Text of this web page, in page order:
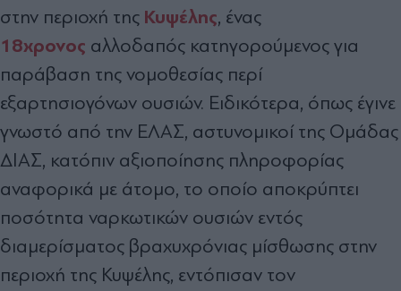
στην περιοχή της Κυψέλης, ένας
18χρονος αλλοδαπός κατηγορούμενος για
παράβαση της νομοθεσίας περί
εξαρτησιογόνων ουσιών. Ειδικότερα, όπως έγινε
γνωστό από την ΕΛΑΣ, αστυνομικοί της Ομάδας
ΔΙΑΣ, κατόπιν αξιοποίησης πληροφορίας
αναφορικά με άτομο, το οποίο αποκρύπτει
ποσότητα ναρκωτικών ουσιών εντός
διαμερίσματος βραχυχρόνιας μίσθωσης στην
περιοχή της Κυψέλης, εντόπισαν τον